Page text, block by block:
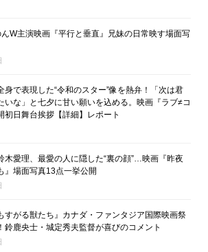
W主演映画『平行と垂直』兄妹の日常映す場面写
身で表現した“令和のスター”像を熱弁！「次は君
いな」と七夕に甘い願いを込める。映画『ラブ≠コ
初日舞台挨拶【詳細】レポート
木愛理、最愛の人に隠した“裏の顔”…映画『昨夜
』場面写真13点一挙公開
すがる獣たち』カナダ・ファンタジア国際映画祭
鈴鹿央士・城定秀夫監督が喜びのコメント